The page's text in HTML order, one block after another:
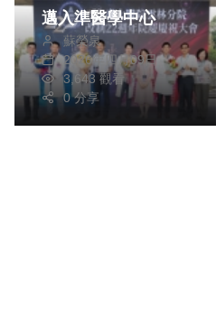
邁入準醫學中心
蘇榮泉
2026年四月09日
3,643 觀看
0 分享